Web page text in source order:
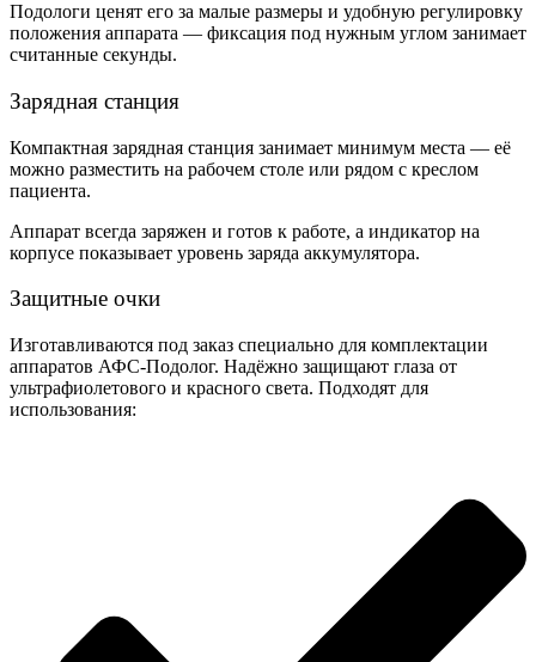
Подологи ценят его за малые размеры и удобную регулировку
положения аппарата — фиксация под нужным углом занимает
считанные секунды.
Зарядная станция
Компактная зарядная станция занимает минимум места — её
можно разместить на рабочем столе или рядом с креслом
пациента.
Аппарат всегда заряжен и готов к работе, а индикатор на
корпусе показывает уровень заряда аккумулятора.
Защитные очки
Изготавливаются под заказ специально для комплектации
аппаратов АФС-Подолог. Надёжно защищают глаза от
ультрафиолетового и красного света. Подходят для
использования: